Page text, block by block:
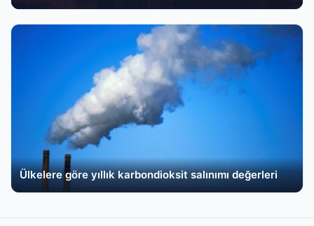
Ülkelere göre yıllık karbondioksit salınımı değerleri